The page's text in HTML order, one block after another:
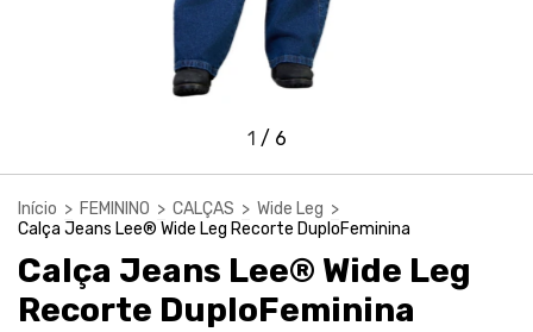
1 / 6
Início > FEMININO > CALÇAS > Wide Leg >
Calça Jeans Lee® Wide Leg Recorte DuploFeminina
Calça Jeans Lee® Wide Leg
Recorte DuploFeminina